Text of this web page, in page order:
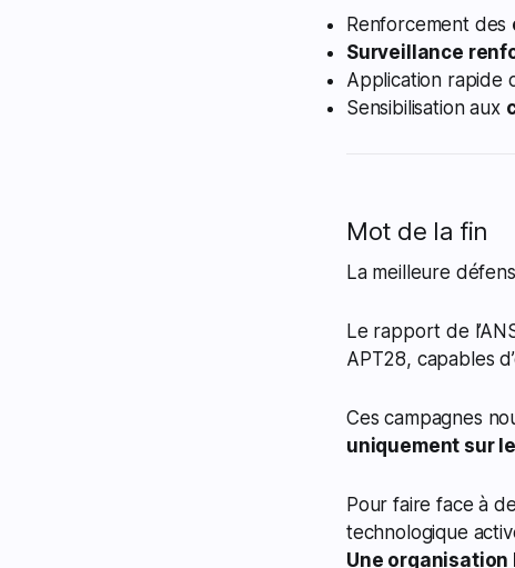
Renforcement des
Surveillance
Application rapide
Sensibilisation aux
Mot de la fin
La meilleure
Le rapport de
APT28, capables
Ces campagnes
uniquement sur
Pour faire face à
technologique
Une